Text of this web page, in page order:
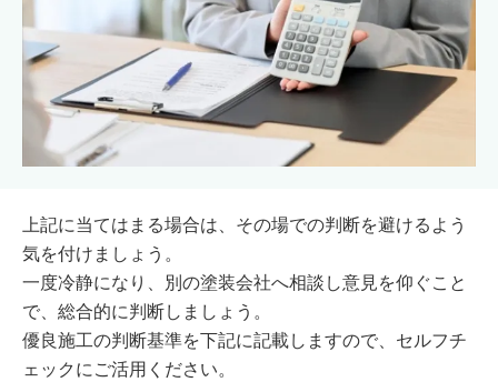
上記に当てはまる場合は、その場での判断を避けるよう
気を付けましょう。
一度冷静になり、別の塗装会社へ相談し意見を仰ぐこと
で、総合的に判断しましょう。
優良施工の判断基準を下記に記載しますので、セルフチ
ェックにご活用ください。